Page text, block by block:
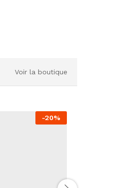
Voir la boutique
-20%